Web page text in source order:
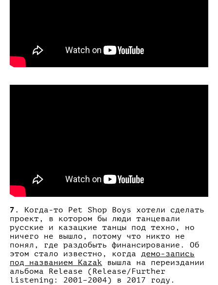
7. Когда-то Pet Shop Boys хотели сделать
проект, в котором бы люди танцевали
русские и казацкие танцы под техно, но
ничего не вышло, потому что никто не
понял, где раздобыть финансирование. Об
этом стало известно, когда демо-запись
под названием Kazak вышла на переиздании
альбома Release (Release/Further
listening: 2001–2004) в 2017 году.